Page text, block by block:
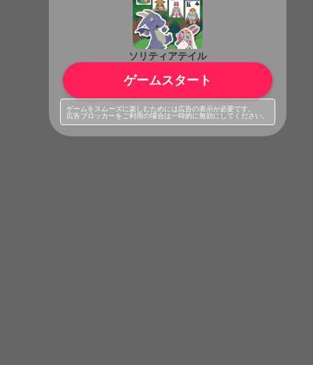
ソリティアテイル
ゲームスタート
ゲームをスムーズに楽しむためには広告の表示が必要です。
広告ブロッカーをご利用の場合は一時的に無効にしてください。